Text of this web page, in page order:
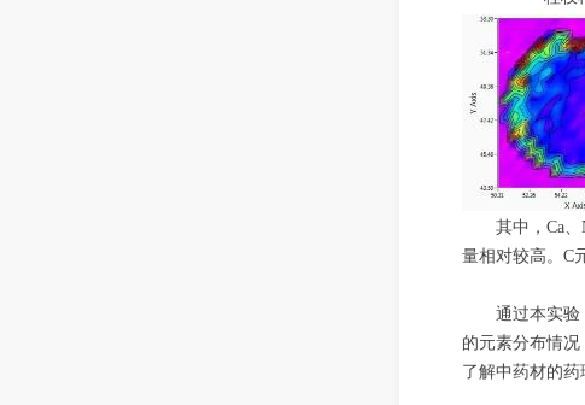
其中， Ca、
量相对较高。 C
通过本实验
的元素分布情
了解中药材的药